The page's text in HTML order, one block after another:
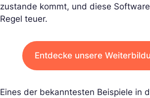
zustande kommt, und diese
Regel teuer.
Entdecke unsere
Eines der bekanntesten Beispiele in